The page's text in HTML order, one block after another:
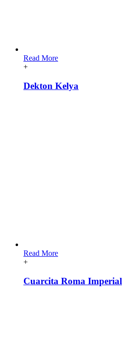
Read More
+
Dekton Kelya
Read More
+
Cuarcita Roma Imperial